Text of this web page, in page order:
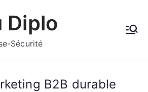
Diplo
Sécurité
B2B durable